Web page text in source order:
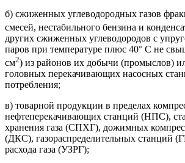
б) сжиженных углеводородных газов
смесей, нестабильного бензина и
других сжиженных углеводородов с
паров при температуре плюс 40° С не
см2) из районов их добычи (промыслов)
головных перекачивающих насосных
потребления;
в) товарной продукции в пределах
нефтеперекачивающих станций (НПС),
хранения газа (СПХГ), дожимных
(ДКС), газораспределительных станций
расхода газа (УЗРГ);